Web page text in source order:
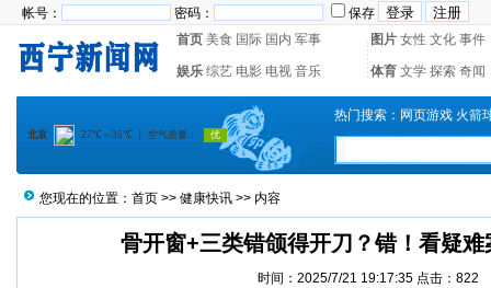
帐号： 密码：
保存
首页 美食 国际 国内 军事 图片 女性 文化 事件
娱乐 综艺 电影 电视 音乐 体育 文学 探索 奇闻
热门搜索： 网页游戏 火箭
您现在的位置： 首页 >> 健康快讯 >> 内容
骨开窗+三类错颌得开刀？错！看疑
时间：2025/7/21 19:17:35 点击：822